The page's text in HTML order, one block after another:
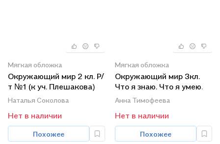
Мягкая обложка
Окружающий мир 2 кл. Р/
т №1 (к уч. Плешакова)
(21,24,25 изд.) (мУМК)
ФПУ)
Наталья Соколова
Нет в наличии
Похожее
Мягкая обложка
Окружающий мир 3кл.
Что я знаю. Что я умею.
Тетрадь проверочных
работ в 2ч.Ч.2
Анна Тимофеева
Нет в наличии
Похожее